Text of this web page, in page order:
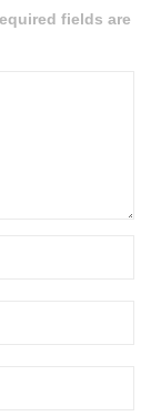
fields are